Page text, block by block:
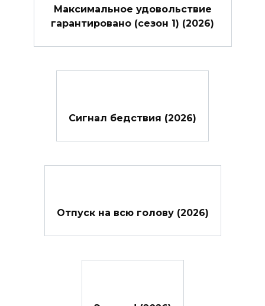
Максимальное удовольствие
гарантировано (сезон 1) (2026)
Сигнал бедствия (2026)
Отпуск на всю голову (2026)